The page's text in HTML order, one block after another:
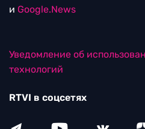
и Google.News
Уведомление об
технологий
RTVI в соцсетях